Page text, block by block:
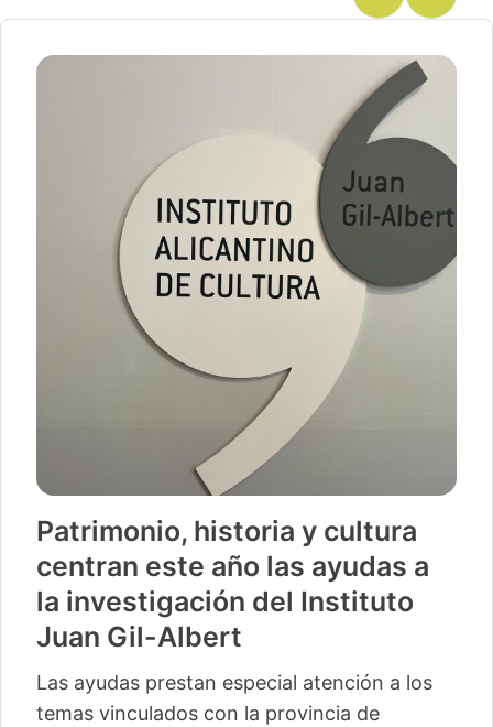
Vuelve «Cultura-500» con
actividades para 13 pequeños
municipios más
La segunda edición de este ciclo del Instituto
Alicantino de Cultura Juan Gil-Albert
comienza este sábado en Camp de Mirra